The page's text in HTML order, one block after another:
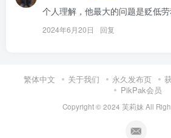
个人理解，他最大的问题是贬低
2024年6月20日 回复
繁体中文 关于我们 永久发布页
PikPak会员
Copyright © 2024 芙莉妹 All